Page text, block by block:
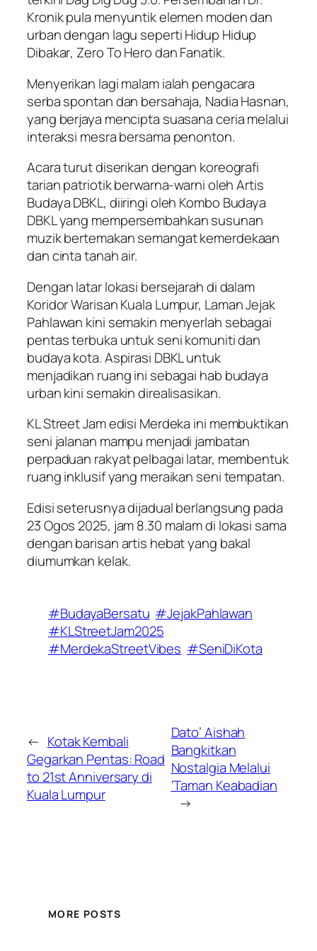
Kronik pula menyuntik elemen moden dan
urban dengan lagu sepertiHidup Hidup
Dibakar, Zero To HerodanFanatik.
Menyerikan lagi malam ialah pengacara
serba spontan dan bersahaja, Nadia Hasnan,
yang berjaya mencipta suasana ceria melalui
interaksi mesra bersama penonton.
Acara turut diserikan dengan koreografi
tarian patriotik berwarna-warni oleh Artis
Budaya DBKL, diiringi oleh Kombo Budaya
DBKL yang mempersembahkan susunan
muzik bertemakan semangat kemerdekaan
dan cinta tanah air.
Dengan latar lokasi bersejarah di dalam
Koridor Warisan Kuala Lumpur, Laman Jejak
Pahlawan kini semakin menyerlah sebagai
pentas terbuka untuk seni komuniti dan
budaya kota. Aspirasi DBKL untuk
menjadikan ruang ini sebagai hab budaya
urban kini semakin direalisasikan.
KL Street Jam edisi Merdeka ini membuktikan
seni jalanan mampu menjadi jambatan
perpaduan rakyat pelbagai latar, membentuk
ruang inklusif yang meraikan seni tempatan.
Edisi seterusnya dijadual berlangsung pada
23 Ogos 2025, jam 8.30 malam di lokasi sama
dengan barisan artis hebat yang bakal
diumumkan kelak.
#BudayaBersatu #JejakPahlawan
#KLStreetJam2025
#MerdekaStreetVibes #SeniDiKota
← Kotak Kembali
Gegarkan Pentas: Road
to 21st Anniversary di
Kuala Lumpur
Dato’ Aishah
Bangkitkan
Nostalgia Melalui
‘Taman Keabadian
→
MORE POSTS